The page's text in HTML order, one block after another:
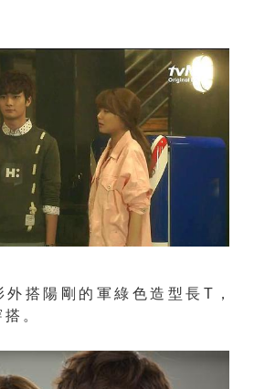
搭陽剛的軍綠色造型長T，
。